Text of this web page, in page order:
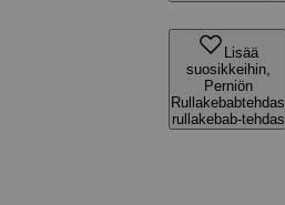
Lisää
suosikkeihin,
Perniön
Rullakebabtehdas
rullakebab-tehdas